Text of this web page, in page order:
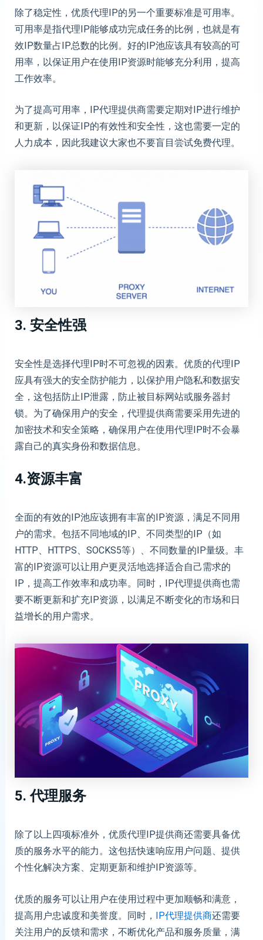
除了稳定性，优质代理IP的另一个重要标准是可用率。
可用率是指代理IP能够成功完成任务的比例，也就是有
效IP数量占IP总数的比例。好的IP池应该具有较高的可
用率，以保证用户在使用IP资源时能够充分利用，提高
工作效率。
为了提高可用率，IP代理提供商需要定期对IP进行维护
和更新，以保证IP的有效性和安全性，这也需要一定的
人力成本，因此我建议大家也不要盲目尝试免费代理。
3. 安全性强
安全性是选择代理IP时不可忽视的因素。优质的代理IP
应具有强大的安全防护能力，以保护用户隐私和数据安
全，这包括防止IP泄露，防止被目标网站或服务器封
锁。为了确保用户的安全，代理提供商需要采用先进的
加密技术和安全策略，确保用户在使用代理IP时不会暴
露自己的真实身份和数据信息。
4.资源丰富
全面的有效的IP池应该拥有丰富的IP资源，满足不同用
户的需求。包括不同地域的IP、不同类型的IP（如
HTTP、HTTPS、SOCKS5等）、不同数量的IP量级。丰
富的IP资源可以让用户更灵活地选择适合自己需求的
IP，提高工作效率和成功率。同时，IP代理提供商也需
要不断更新和扩充IP资源，以满足不断变化的市场和日
益增长的用户需求。
5. 代理服务
除了以上四项标准外，优质代理IP提供商还需要具备优
质的服务水平的能力。这包括快速响应用户问题、提供
个性化解决方案、定期更新和维护IP资源等。
优质的服务可以让用户在使用过程中更加顺畅和满意，
提高用户忠诚度和美誉度。同时， IP代理提供商还需要
关注用户的反馈和需求，不断优化产品和服务质量，满